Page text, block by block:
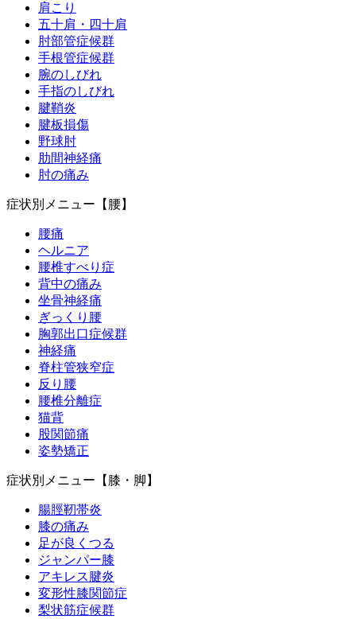
肩こり
五十肩・四十肩
肘部管症候群
手根管症候群
腕のしびれ
手指のしびれ
腱鞘炎
腱板損傷
野球肘
肋間神経痛
肘の痛み
症状別メニュー【腰】
腰痛
ヘルニア
腰椎すべり症
背中の痛み
坐骨神経痛
ぎっくり腰
胸郭出口症候群
神経痛
脊柱管狭窄症
反り腰
腰椎分離症
猫背
股関節痛
姿勢矯正
症状別メニュー【膝・脚】
腸脛靭帯炎
膝の痛み
足が良くつる
ジャンパー膝
アキレス腱炎
変形性膝関節症
梨状筋症候群